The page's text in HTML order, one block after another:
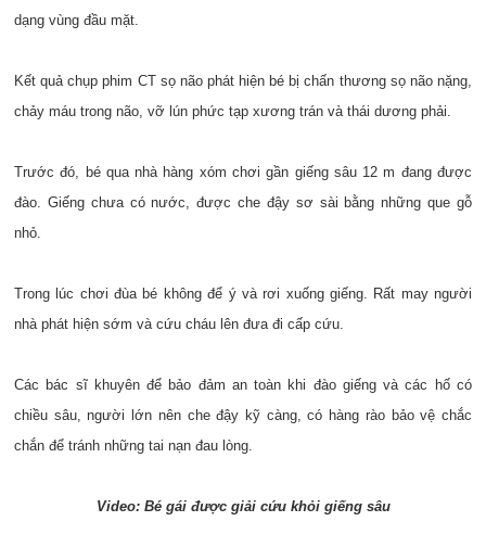
dạng vùng đầu mặt.
Kết quả chụp phim CT sọ não phát hiện bé bị chấn thương sọ não nặng,
chảy máu trong não, vỡ lún phức tạp xương trán và thái dương phải.
Trước đó, bé qua nhà hàng xóm chơi gần giếng sâu 12 m đang được
đào. Giếng chưa có nước, được che đậy sơ sài bằng những que gỗ
nhỏ.
Trong lúc chơi đùa bé không để ý và rơi xuống giếng. Rất may người
nhà phát hiện sớm và cứu cháu lên đưa đi cấp cứu.
Các bác sĩ khuyên để bảo đảm an toàn khi đào giếng và các hố có
chiều sâu, người lớn nên che đậy kỹ càng, có hàng rào bảo vệ chắc
chắn để tránh những tai nạn đau lòng.
Video: Bé gái được giải cứu khỏi giếng sâu